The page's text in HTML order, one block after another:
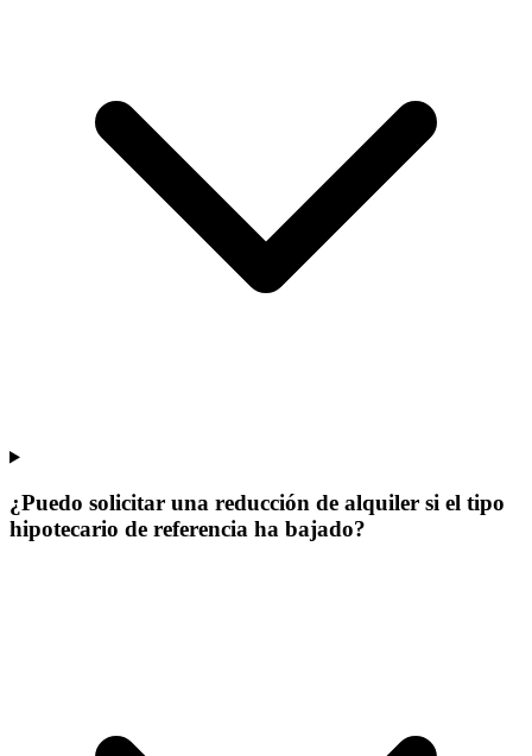
¿Puedo solicitar una reducción de alquiler si el tipo
hipotecario de referencia ha bajado?